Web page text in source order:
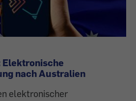
Elektronische
nach Australien
elektronischer